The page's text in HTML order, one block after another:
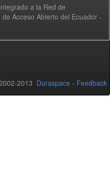
a la Red de
de Acceso Abierto del Ecuador -
2013 Duraspace - Feedback